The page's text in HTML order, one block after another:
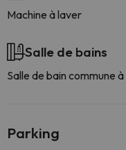
Machine à laver
Salle de bains
Salle de bain commune
Parking